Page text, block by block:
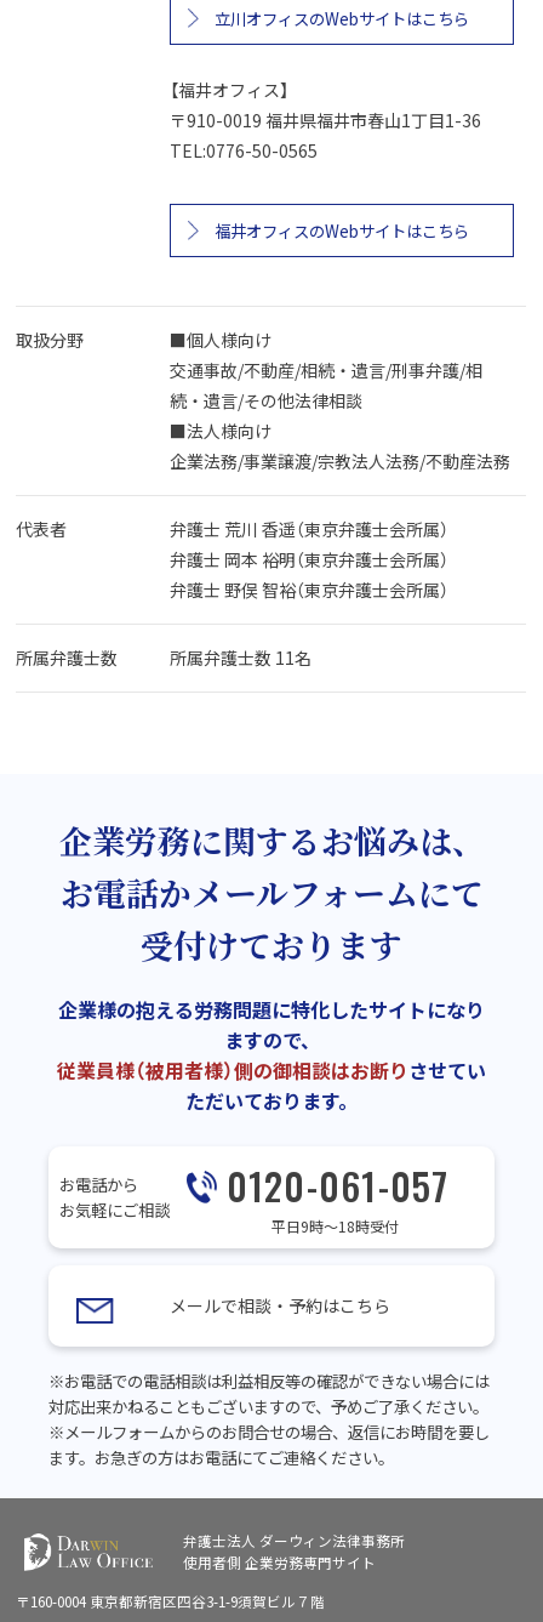
立川オフィスのWebサイトはこちら
【福井オフィス】
〒910-0019 福井県福井市春山1丁目1-36
TEL:0776-50-0565
福井オフィスのWebサイトはこちら
取扱分野
■個人様向け
交通事故/不動産/相続・遺言/刑事弁護/相
続・遺言/その他法律相談
■法人様向け
企業法務/事業譲渡/宗教法人法務/不動産法務
代表者
弁護士 荒川 香遥（東京弁護士会所属）
弁護士 岡本 裕明（東京弁護士会所属）
弁護士 野俣 智裕（東京弁護士会所属）
所属弁護士数 所属弁護士数 11名
企業労務に関するお悩みは、
お電話かメールフォームにて
受付けております
企業様の抱える労務問題に特化したサイトになり
ますので、
従業員様（被用者様）側の御相談はお断り させてい
ただいております。
お電話から
お気軽にご相談
0120-061-057
平日9時～18時受付
メールで相談・予約はこちら
※お電話での電話相談は利益相反等の確認ができない場合には
対応出来かねることもございますので、予めご了承ください。
※メールフォームからのお問合せの場合、返信にお時間を要し
ます。お急ぎの方はお電話にてご連絡ください。
弁護士法人 ダーウィン法律事務所
使用者側 企業労務専門サイト
〒160-0004 東京都新宿区四谷3-1-9須賀ビル７階